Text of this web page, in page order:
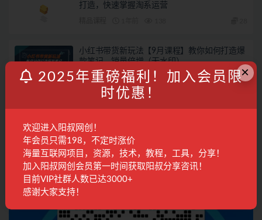
打造，快速掌握淘系运营
小红书带货新玩法【9月课程】教你如何打造爆
款笔记，销量倍增（无水印）
电商运营 2年前 609 28
联系客服
×
2025年重磅福利！加入会员限
时优惠！
欢迎进入阳叔网创！
年会员只需198，不定时涨价
海量互联网项目，资源，技术，教程，工具，分享！
加入阳叔网创会员第一时间获取阳叔分享咨讯！
目前VIP社群人数已达3000+
感谢大家支持！